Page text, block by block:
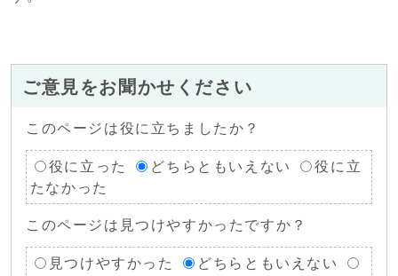
ご意見をお聞かせください
このページは役に立ちましたか？
役に立った どちらともいえない
役に立
たなかった
このページは見つけやすかったですか？
見つけやすかった
どちらともいえない